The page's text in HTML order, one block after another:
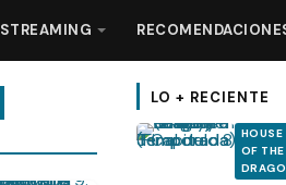
STREAMING
LO + RECIENTE
HOUSE
OF THE